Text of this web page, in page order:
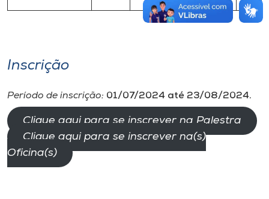
Bloco 5
Inscrição
Período de inscrição: 01/07/2024 até 23/08/2024.
Clique aqui para se inscrever na Palestra
Clique aqui para se inscrever na(s)
Oficina(s)